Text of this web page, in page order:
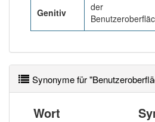
Genitiv
der
Synonyme für
Wort